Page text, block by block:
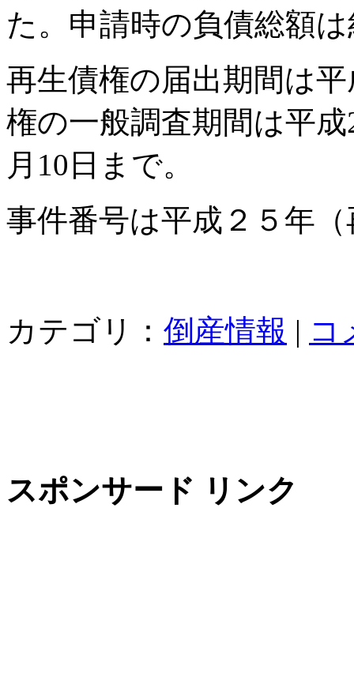
た。申請時の負債総額
再生債権の届出期間は
権の一般調査期間は平
月10日まで。
事件番号は平成２５年
カテゴリ： 倒産情報 | コ
スポンサード リンク